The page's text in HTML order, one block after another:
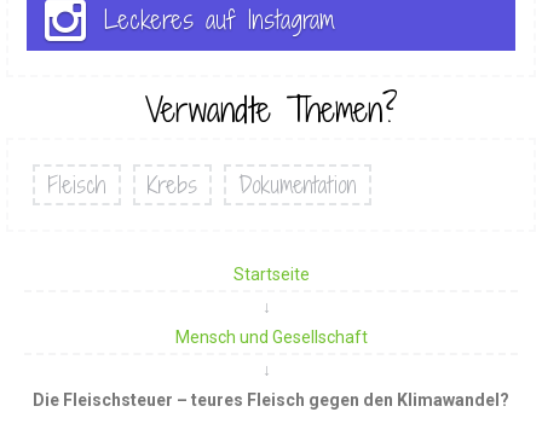
Leckeres auf Instagram
Verwandte Themen?
Fleisch Krebs Dokumentation
Startseite
Mensch und Gesellschaft
Die Fleischsteuer – teures Fleisch gegen den Klimawandel?